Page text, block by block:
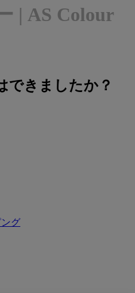
| AS Colour
できましたか？
グ